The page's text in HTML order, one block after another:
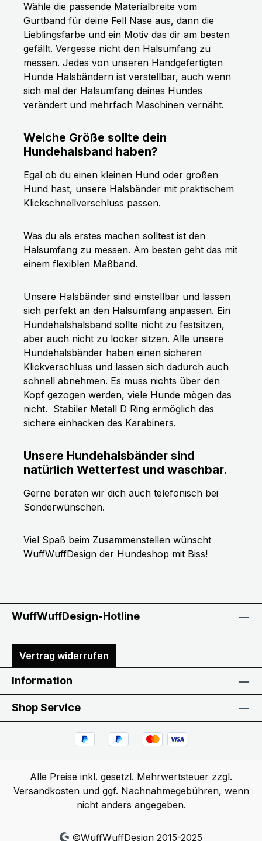
Wähle die passende Materialbreite vom
Gurtband für deine Fell Nase aus, dann die
Lieblingsfarbe und ein Motiv das dir am besten
gefällt. Vergesse nicht den Halsumfang zu
messen. Jedes von unseren Handgefertigten
Hunde Halsbändern ist verstellbar, auch wenn
sich mal der Halsumfang deines Hundes
verändert und mehrfach Maschinen vernäht.
Welche Größe sollte dein
Hundehalsband haben?
Egal ob du einen kleinen Hund oder großen
Hund hast, unsere Halsbänder mit praktischem
Klickschnellverschluss passen.
Was du als erstes machen solltest ist den
Halsumfang zu messen. Am besten geht das mit
einem flexiblen Maßband.
Unsere Halsbänder sind einstellbar und lassen
sich perfekt an den Halsumfang anpassen. Ein
Hundehalshalsband sollte nicht zu festsitzen,
aber auch nicht zu locker sitzen. Alle unsere
Hundehalsbänder haben einen sicheren
Klickverschluss und lassen sich dadurch auch
schnell abnehmen. Es muss nichts über den
Kopf gezogen werden, viele Hunde mögen das
nicht. Stabiler Metall D Ring ermöglich das
sichere einhacken des Karabiners.
Unsere Hundehalsbänder sind
natürlich Wetterfest und waschbar.
Gerne beraten wir dich auch telefonisch bei
Sonderwünschen.
Viel Spaß beim Zusammenstellen wünscht
WuffWuffDesign der Hundeshop mit Biss!
WuffWuffDesign-Hotline
Vertrag widerrufen
Information
Shop Service
Alle Preise inkl. gesetzl. Mehrwertsteuer zzgl.
Versandkostenund ggf. Nachnahmegebühren, wenn
nicht anders angegeben.
©WuffWuffDesign 2015-2025